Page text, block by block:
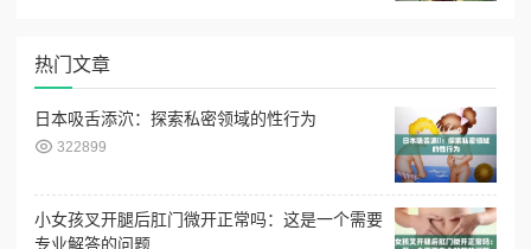
热门文章
日本吸舌添泬：探索私密领域的性行为
322899
小女孩叉开腿后肛门微开正常吗：这是一个需要
专业解答的问题